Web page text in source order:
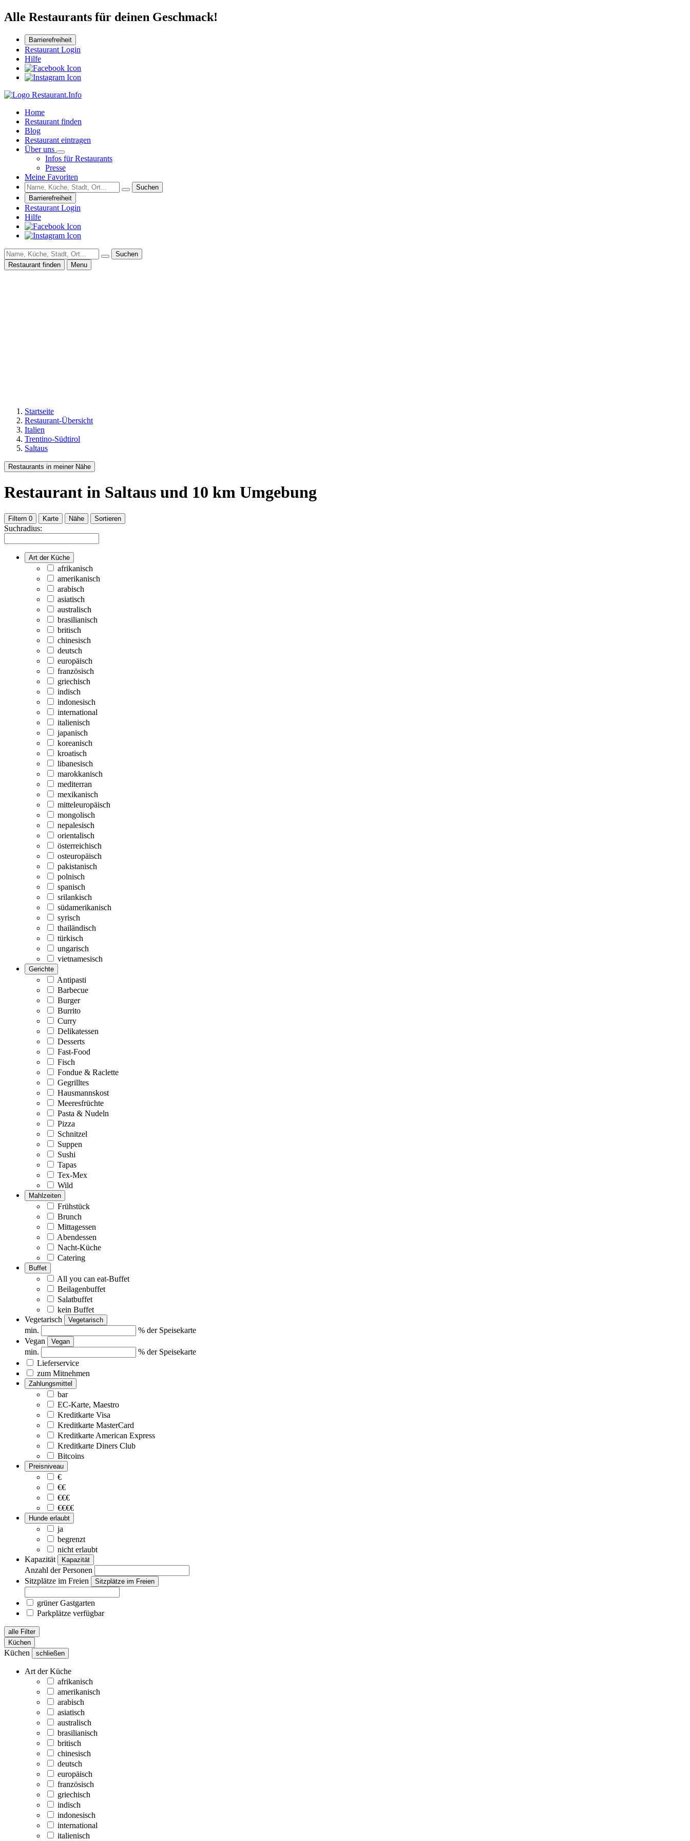
Alle Restaurants für deinen Geschmack!
Barrierefreiheit
Restaurant Login
Hilfe
Home
Restaurant finden
Blog
Restaurant eintragen
Über uns
Infos für Restaurants
Presse
Meine Favoriten
Suchen
Barrierefreiheit
Restaurant Login
Hilfe
Suchen
Restaurant finden
Menu
Startseite
Restaurant-Übersicht
Italien
Trentino-Südtirol
Saltaus
Restaurants in meiner Nähe
Restaurant in Saltaus und 10 km Umgebung
Filtern 0 Karte Nähe Sortieren
Suchradius:
Art der Küche
afrikanisch
amerikanisch
arabisch
asiatisch
australisch
brasilianisch
britisch
chinesisch
deutsch
europäisch
französisch
griechisch
indisch
indonesisch
international
italienisch
japanisch
koreanisch
kroatisch
libanesisch
marokkanisch
mediterran
mexikanisch
mitteleuropäisch
mongolisch
nepalesisch
orientalisch
österreichisch
osteuropäisch
pakistanisch
polnisch
spanisch
srilankisch
südamerikanisch
syrisch
thailändisch
türkisch
ungarisch
vietnamesisch
Gerichte
Antipasti
Barbecue
Burger
Burrito
Curry
Delikatessen
Desserts
Fast-Food
Fisch
Fondue & Raclette
Gegrilltes
Hausmannskost
Meeresfrüchte
Pasta & Nudeln
Pizza
Schnitzel
Suppen
Sushi
Tapas
Tex-Mex
Wild
Mahlzeiten
Frühstück
Brunch
Mittagessen
Abendessen
Nacht-Küche
Catering
Buffet
All you can eat-Buffet
Beilagenbuffet
Salatbuffet
kein Buffet
Vegetarisch
Vegetarisch
min.
% der Speisekarte
Vegan
Vegan
min.
% der Speisekarte
Lieferservice
zum Mitnehmen
Zahlungsmittel
bar
EC-Karte, Maestro
Kreditkarte Visa
Kreditkarte MasterCard
Kreditkarte American Express
Kreditkarte Diners Club
Bitcoins
Preisniveau
€
€€
€€€
€€€€
Hunde erlaubt
ja
begrenzt
nicht erlaubt
Kapazität
Kapazität
Anzahl der Personen
Sitzplätze im Freien
Sitzplätze im Freien
grüner Gastgarten
Parkplätze verfügbar
alle Filter
Küchen
Küchen schließen
Art der Küche
afrikanisch
amerikanisch
arabisch
asiatisch
australisch
brasilianisch
britisch
chinesisch
deutsch
europäisch
französisch
griechisch
indisch
indonesisch
international
italienisch